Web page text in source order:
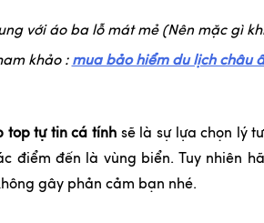
với áo ba lỗ mát mẻ (Nên mặc gì
khảo : mua bảo hiểm du lịch châu
top tự tin cá tính sẽ là sự lựa chọn lý
điểm đến là vùng biển. Tuy nhiên
gây phản cảm bạn nhé.